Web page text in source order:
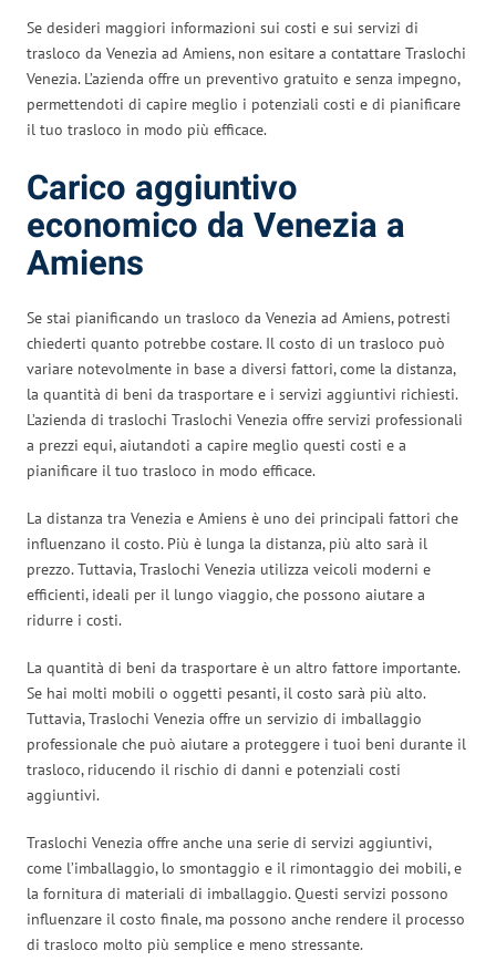
Se desideri maggiori informazioni sui costi e sui servizi di
trasloco da Venezia ad Amiens, non esitare a contattare Traslochi
Venezia. L’azienda offre un preventivo gratuito e senza impegno,
permettendoti di capire meglio i potenziali costi e di pianificare
il tuo trasloco in modo più efficace.
Carico aggiuntivo
economico da Venezia a
Amiens
Se stai pianificando un trasloco da Venezia ad Amiens, potresti
chiederti quanto potrebbe costare. Il costo di un trasloco può
variare notevolmente in base a diversi fattori, come la distanza,
la quantità di beni da trasportare e i servizi aggiuntivi richiesti.
L’azienda di traslochi Traslochi Venezia offre servizi professionali
a prezzi equi, aiutandoti a capire meglio questi costi e a
pianificare il tuo trasloco in modo efficace.
La distanza tra Venezia e Amiens è uno dei principali fattori che
influenzano il costo. Più è lunga la distanza, più alto sarà il
prezzo. Tuttavia, Traslochi Venezia utilizza veicoli moderni e
efficienti, ideali per il lungo viaggio, che possono aiutare a
ridurre i costi.
La quantità di beni da trasportare è un altro fattore importante.
Se hai molti mobili o oggetti pesanti, il costo sarà più alto.
Tuttavia, Traslochi Venezia offre un servizio di imballaggio
professionale che può aiutare a proteggere i tuoi beni durante il
trasloco, riducendo il rischio di danni e potenziali costi
aggiuntivi.
Traslochi Venezia offre anche una serie di servizi aggiuntivi,
come l’imballaggio, lo smontaggio e il rimontaggio dei mobili, e
la fornitura di materiali di imballaggio. Questi servizi possono
influenzare il costo finale, ma possono anche rendere il processo
di trasloco molto più semplice e meno stressante.